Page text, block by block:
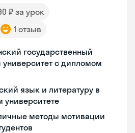
₽ за урок
1 отзыв
государственный
с дипломом
язык и литературу в
университете
методы мотивации